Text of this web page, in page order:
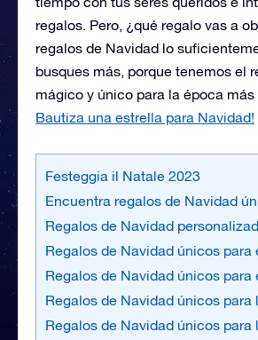
regalos. Pero, ¿qué regalo vas a
regalos de Navidad lo
busques más, porque tenemos el
mágico y único para la época
Bautiza una estrella para Navidad!
Festeggia il Natale 2023
Encuentra regalos de Navidad
Regalos de Navidad
Regalos de Navidad únicos para
Regalos de Navidad únicos para
Regalos de Navidad únicos para
Regalos de Navidad únicos para